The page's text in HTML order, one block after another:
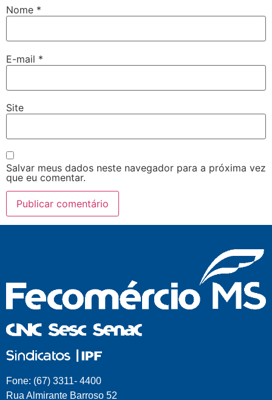
Nome *
E-mail *
Site
Salvar meus dados neste navegador para a próxima vez
que eu comentar.
Fone: (67) 3311- 4400
Rua Almirante Barroso 52